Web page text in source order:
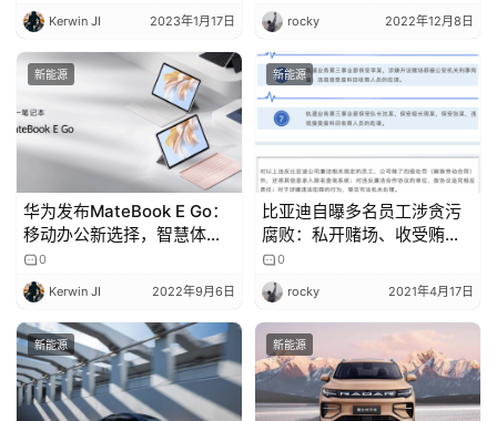
Kerwin JI 2023年1月17日 rocky 2022年12月8日
新能源
华为发布MateBook E Go：
移动办公新选择，智慧体验
再升级
0
Kerwin JI 2022年9月6日
新能源
比亚迪自曝多名员工涉贪污
腐败：私开赌场、收受贿赂
多人被抓
0
rocky 2021年4月17日
新能源 新能源